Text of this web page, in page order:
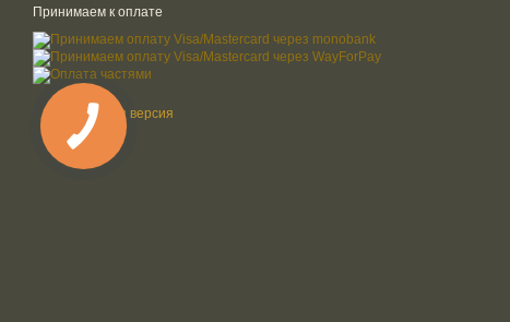
Принимаем к оплате
Мобильная версия